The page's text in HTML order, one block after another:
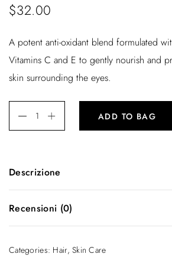
$32.00
A potent anti-oxidant blend formulated
Vitamins C and E to gently nourish and
skin surrounding the eyes.
ADD TO BAG
Descrizione
of Vitamins C and E to gently nourish
delicate skin surrounding the eyes.
Recensioni (0)
Categories: Hair,Skin Care